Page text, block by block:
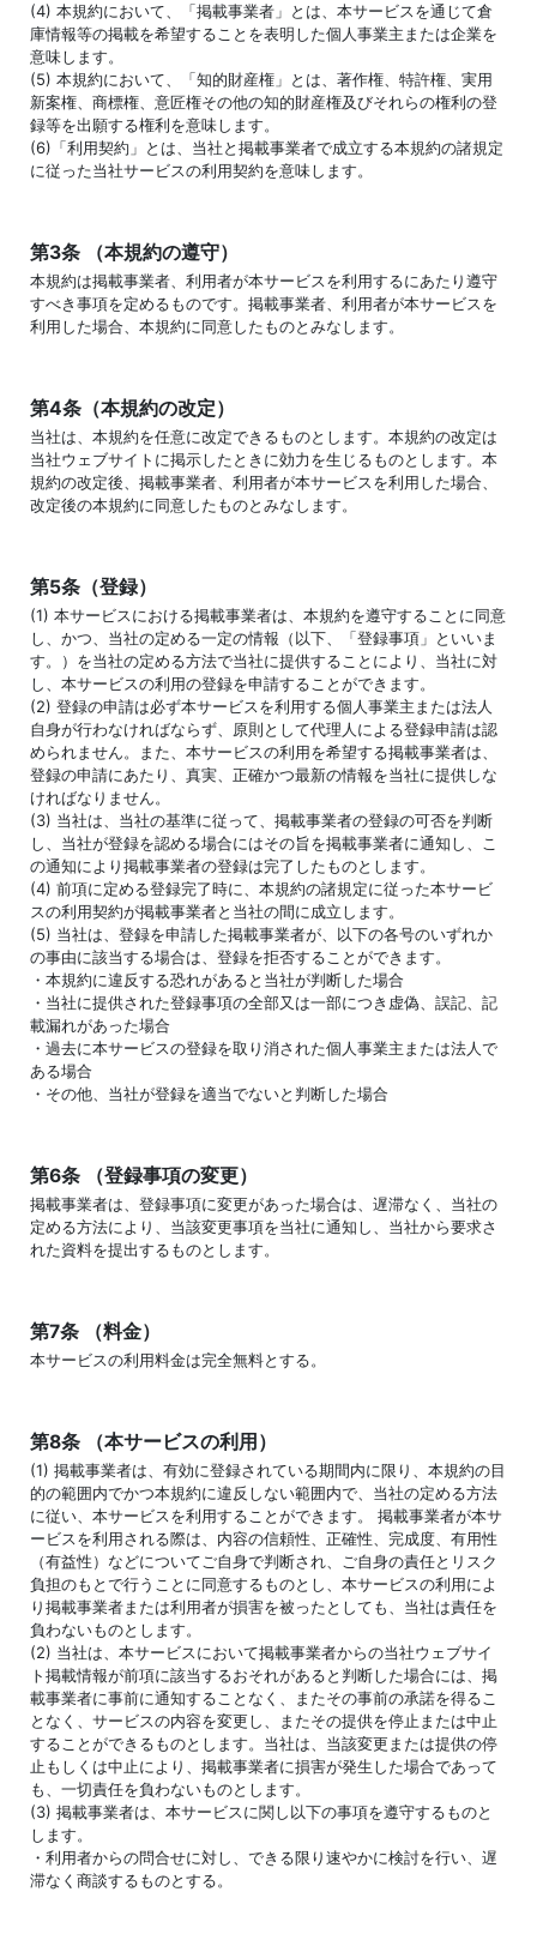
(4) 本規約において、「掲載事業者」とは、本サービスを通じて倉
庫情報等の掲載を希望することを表明した個人事業主または企業を
意味します。
(5) 本規約において、「知的財産権」とは、著作権、特許権、実用
新案権、商標権、意匠権その他の知的財産権及びそれらの権利の登
録等を出願する権利を意味します。
(6)「利用契約」とは、当社と掲載事業者で成立する本規約の諸規定
に従った当社サービスの利用契約を意味します。
第3条 （本規約の遵守）
本規約は掲載事業者、利用者が本サービスを利用するにあたり遵守
すべき事項を定めるものです。掲載事業者、利用者が本サービスを
利用した場合、本規約に同意したものとみなします。
第4条（本規約の改定）
当社は、本規約を任意に改定できるものとします。本規約の改定は
当社ウェブサイトに掲示したときに効力を生じるものとします。本
規約の改定後、掲載事業者、利用者が本サービスを利用した場合、
改定後の本規約に同意したものとみなします。
第5条（登録）
(1) 本サービスにおける掲載事業者は、本規約を遵守することに同意
し、かつ、当社の定める一定の情報（以下、「登録事項」といいま
す。）を当社の定める方法で当社に提供することにより、当社に対
し、本サービスの利用の登録を申請することができます。
(2) 登録の申請は必ず本サービスを利用する個人事業主または法人
自身が行わなければならず、原則として代理人による登録申請は認
められません。また、本サービスの利用を希望する掲載事業者は、
登録の申請にあたり、真実、正確かつ最新の情報を当社に提供しな
ければなりません。
(3) 当社は、当社の基準に従って、掲載事業者の登録の可否を判断
し、当社が登録を認める場合にはその旨を掲載事業者に通知し、こ
の通知により掲載事業者の登録は完了したものとします。
(4) 前項に定める登録完了時に、本規約の諸規定に従った本サービ
スの利用契約が掲載事業者と当社の間に成立します。
(5) 当社は、登録を申請した掲載事業者が、以下の各号のいずれか
の事由に該当する場合は、登録を拒否することができます。
・本規約に違反する恐れがあると当社が判断した場合
・当社に提供された登録事項の全部又は一部につき虚偽、誤記、記
載漏れがあった場合
・過去に本サービスの登録を取り消された個人事業主または法人で
ある場合
・その他、当社が登録を適当でないと判断した場合
第6条 （登録事項の変更）
掲載事業者は、登録事項に変更があった場合は、遅滞なく、当社の
定める方法により、当該変更事項を当社に通知し、当社から要求さ
れた資料を提出するものとします。
第7条 （料金）
本サービスの利用料金は完全無料とする。
第8条 （本サービスの利用）
(1) 掲載事業者は、有効に登録されている期間内に限り、本規約の目
的の範囲内でかつ本規約に違反しない範囲内で、当社の定める方法
に従い、本サービスを利用することができます。 掲載事業者が本サ
ービスを利用される際は、内容の信頼性、正確性、完成度、有用性
（有益性）などについてご自身で判断され、ご自身の責任とリスク
負担のもとで行うことに同意するものとし、本サービスの利用によ
り掲載事業者または利用者が損害を被ったとしても、当社は責任を
負わないものとします。
(2) 当社は、本サービスにおいて掲載事業者からの当社ウェブサイ
ト掲載情報が前項に該当するおそれがあると判断した場合には、掲
載事業者に事前に通知することなく、またその事前の承諾を得るこ
となく、サービスの内容を変更し、またその提供を停止または中止
することができるものとします。当社は、当該変更または提供の停
止もしくは中止により、掲載事業者に損害が発生した場合であって
も、一切責任を負わないものとします。
(3) 掲載事業者は、本サービスに関し以下の事項を遵守するものと
します。
・利用者からの問合せに対し、できる限り速やかに検討を行い、遅
滞なく商談するものとする。